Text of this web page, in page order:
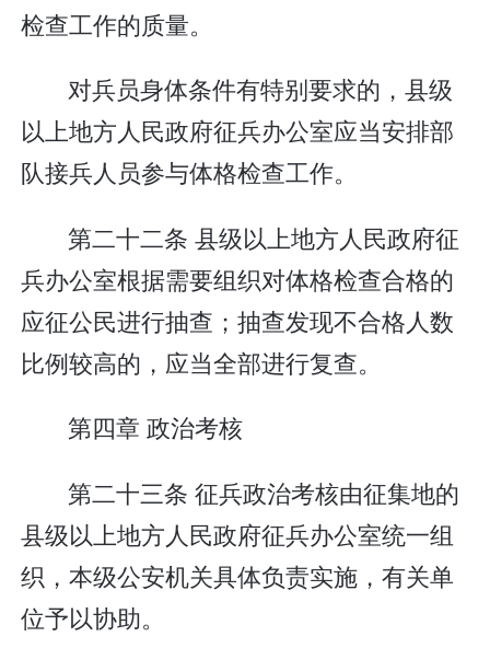
检查工作的质量。
对兵员身体条件有特别要求的，县级
以上地方人民政府征兵办公室应当安排部
队接兵人员参与体格检查工作。
第二十二条 县级以上地方人民政府征
兵办公室根据需要组织对体格检查合格的
应征公民进行抽查；抽查发现不合格人数
比例较高的，应当全部进行复查。
第四章 政治考核
第二十三条 征兵政治考核由征集地的
县级以上地方人民政府征兵办公室统一组
织，本级公安机关具体负责实施，有关单
位予以协助。